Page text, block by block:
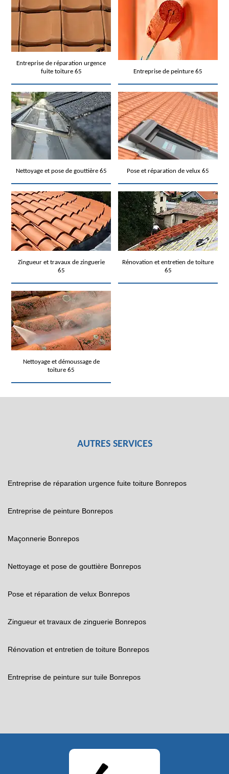
Entreprise de réparation urgence
fuite toiture 65
Entreprise de peinture 65
Nettoyage et pose de gouttière 65 Pose et réparation de velux 65
Zingueur et travaux de zinguerie
65
Rénovation et entretien de toiture
65
Nettoyage et démoussage de
toiture 65
AUTRES SERVICES
Entreprise de réparation urgence fuite toiture Bonrepos
Entreprise de peinture Bonrepos
Maçonnerie Bonrepos
Nettoyage et pose de gouttière Bonrepos
Pose et réparation de velux Bonrepos
Zingueur et travaux de zinguerie Bonrepos
Rénovation et entretien de toiture Bonrepos
Entreprise de peinture sur tuile Bonrepos